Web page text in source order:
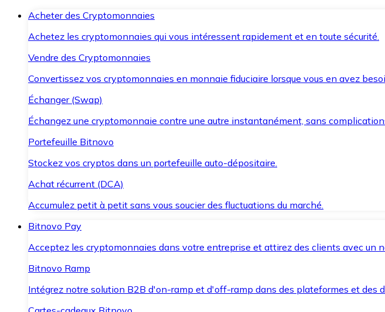
Acheter des Cryptomonnaies
Achetez les cryptomonnaies qui vous intéressent rapidement et en toute sécurité.
Vendre des Cryptomonnaies
Convertissez vos cryptomonnaies en monnaie fiduciaire lorsque vous en avez
Échanger (Swap)
Échangez une cryptomonnaie contre une autre instantanément, sans
Portefeuille Bitnovo
Stockez vos cryptos dans un portefeuille auto-dépositaire.
Achat récurrent (DCA)
Accumulez petit à petit sans vous soucier des fluctuations du marché.
Bitnovo Pay
Acceptez les cryptomonnaies dans votre entreprise et attirez des clients avec un
Bitnovo Ramp
Intégrez notre solution B2B d'on-ramp et d'off-ramp dans des plateformes et des